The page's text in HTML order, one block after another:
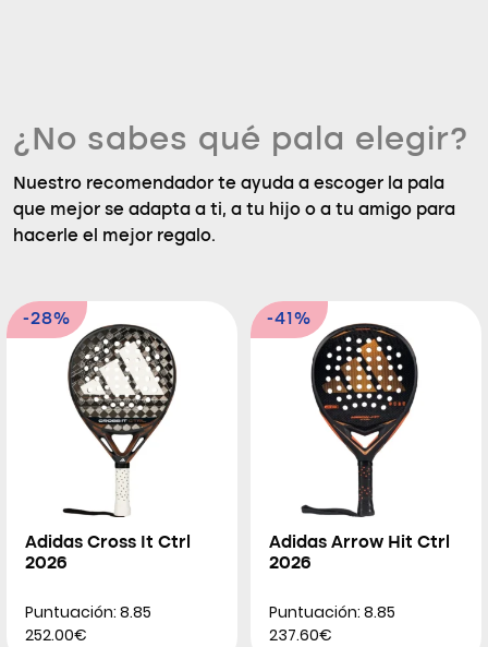
¿No sabes qué pala elegir?
Nuestro recomendador te ayuda a escoger la pala
que mejor se adapta a ti, a tu hijo o a tu amigo para
hacerle el mejor regalo.
-28%
Adidas Cross It Ctrl
2026
Puntuación: 8.85
252.00€
-41%
Adidas Arrow Hit Ctrl
2026
Puntuación: 8.85
237.60€